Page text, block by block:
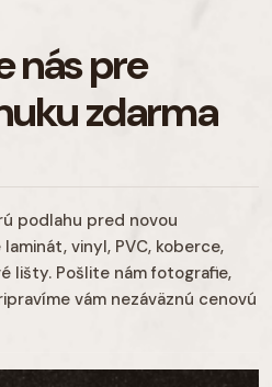
nás pre
zdarma
podlahu pred novou
vinyl, PVC, koberce,
lišty. Pošlite nám fotografie,
vám nezáväznú cenovú